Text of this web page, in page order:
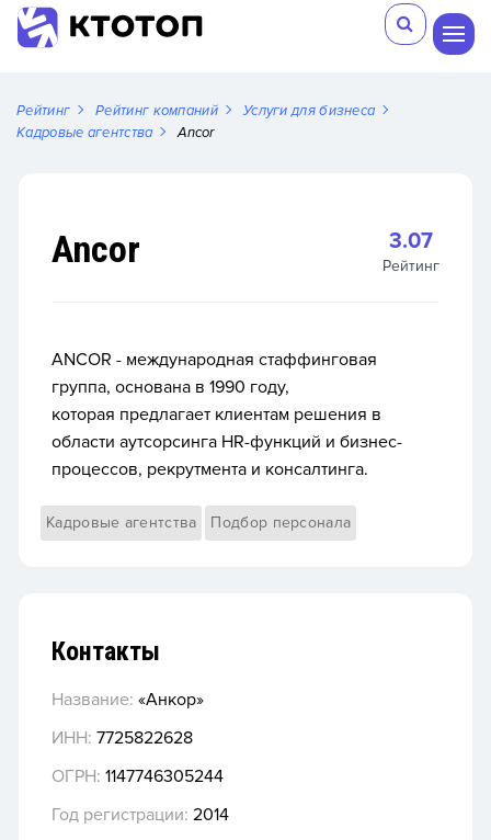
Рейтинг Рейтинг компаний
Услуги для бизнеса
Кадровые агентства
Ancor
Ancor 3.07
Рейтинг
ANCOR - международная стаффинговая
группа, основана в 1990 году,
которая предлагает клиентам решения в
области аутсорсинга HR-функций и бизнес-
процессов, рекрутмента и консалтинга.
Кадровые агентства Подбор персонала
Контакты
Название: «Анкор»
ИНН: 7725822628
ОГРН: 1147746305244
Год регистрации: 2014